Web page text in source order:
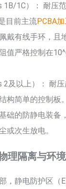
1B/1C）： 耐压
目前主流PCBA
戴有线手环，且
值严格控制在
2及以上）： 耐
构简单的控制板
础的防静电装备
或次生放电。
理隔离与环
，静电防护区（